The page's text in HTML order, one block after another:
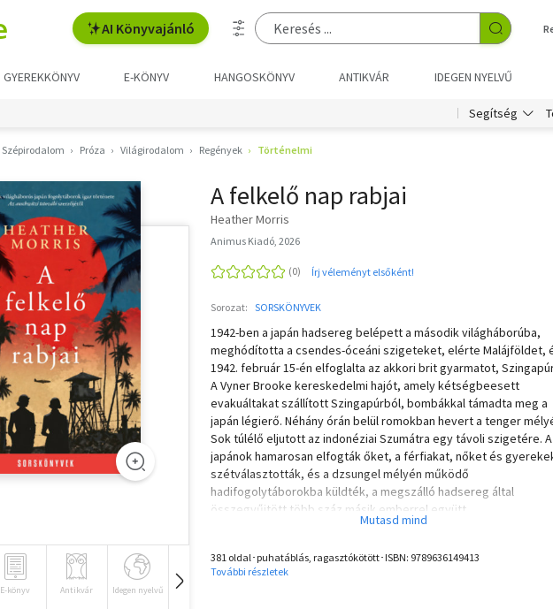
AI Könyvajánló
GYEREKKÖNYV E-KÖNYV HANGOSKÖNYV ANTIKVÁR IDEGEN NYELVŰ
Segítség
Szépirodalom Próza Világirodalom Regények Történelmi
E-könyv Antikvár Idegen nyelvű Hangoskönyv
A felkelő nap rabjai
Heather Morris
Animus Kiadó, 2026
Írj véleményt elsőként!
Sorozat: SORSKÖNYVEK
1942-ben a japán hadsereg belépett a második világháborúba,
meghódította a csendes-óceáni szigeteket, elérte Malájföldet,
1942. február 15-én elfoglalta az akkori brit gyarmatot,
A Vyner Brooke kereskedelmi hajót, amely kétségbeesett
evakuáltakat szállított Szingapúrból, bombákkal támadta meg a
japán légierő. Néhány órán belül romokban hevert a tenger
Sok túlélő eljutott az indonéziai Szumátra egy távoli szigetére. A
japánok hamarosan elfogták őket, a férfiakat, nőket és
szétválasztották, és a dzsungel mélyén működő
hadifogolytáborokba küldték, a megszálló hadsereg által
összegyűjtött több száz másik emberrel együtt.
A táborokban a foglyok éheztek, brutálisan bántak velük,
táborra járva, a túlélésért küzdve. Ez az ő történetük...
381 oldal･puhatáblás, ragasztókötött･ISBN: 9789636149413
További részletek